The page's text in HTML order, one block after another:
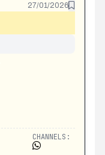
27/01/2026
CHANNELS: